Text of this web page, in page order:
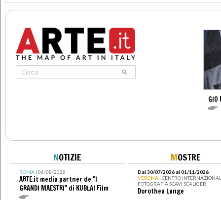
GIO
NOTIZIE
ROMA| 06/08/2026
ARTE.it media partner de "I
GRANDI MAESTRI" di KUBLAI Film
MOSTRE
Dal 30/07/2026 al 01/11/2026
VERONA | CENTRO
FOTOGRAFIA SCAVI SCALIGERI
Dorothea Lange